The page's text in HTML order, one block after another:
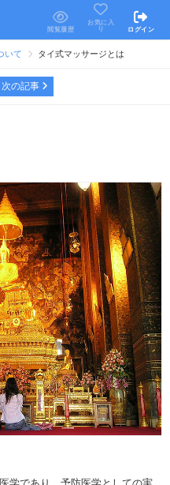
閲覧履歴
お気に入
り
ログイン
いて タイ式マッサージとは
次の記事
学であり、予防医学としての実